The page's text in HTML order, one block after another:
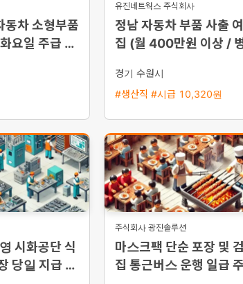
동차 소형부품
요일 주급 지
유진네트웍스 주식회사
정남 자동차 부품 사출
집 (월 400만원 이상 /
경기 수원시
#생산직 #시급 10,320원
시화공단 식
당일 지급 가
주식회사 광진솔루션
마스크팩 단순 포장 및
집 통근버스 운행 일급